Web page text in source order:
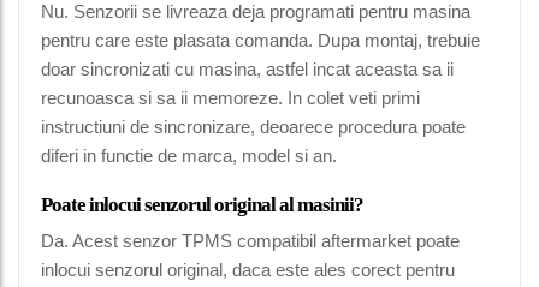
Nu. Senzorii se livreaza deja programati pentru masina
pentru care este plasata comanda. Dupa montaj, trebuie
doar sincronizati cu masina, astfel incat aceasta sa ii
recunoasca si sa ii memoreze. In colet veti primi
instructiuni de sincronizare, deoarece procedura poate
diferi in functie de marca, model si an.
Poate inlocui senzorul original al masinii?
Da. Acest senzor TPMS compatibil aftermarket poate
inlocui senzorul original, daca este ales corect pentru